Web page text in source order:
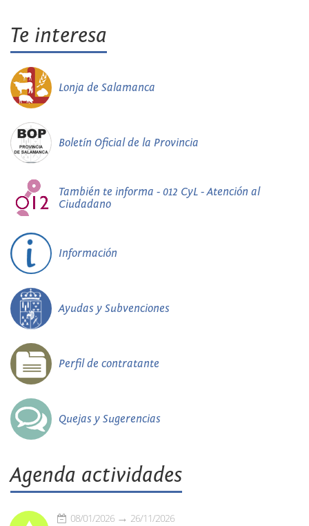
Te interesa
Lonja de Salamanca
Boletín Oficial de la Provincia
También te informa - 012 CyL - Atención al
Ciudadano
Información
Ayudas y Subvenciones
Perfil de contratante
Quejas y Sugerencias
Agenda actividades
08/01/2026 26/11/2026